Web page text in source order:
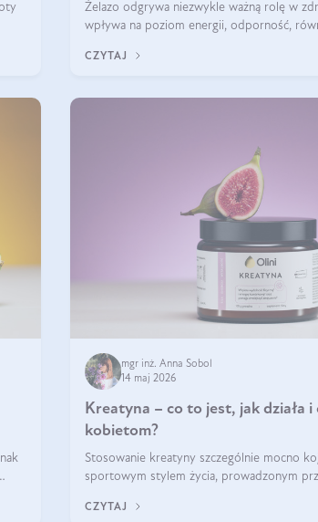
Żelazo odgrywa niezwykle ważną rolę w
wpływa na poziom energii, odporność,
niedobór może prowadzić m.in. do
CZYTAJ
mgr inż. Anna Sobol
14 maj 2026
Kreatyna – co to jest, jak działa i
kobietom?
Stosowanie kreatyny szczególnie mocno
sportowym stylem życia, prowadzonym
ten naturalny metabolit aminokwasów
CZYTAJ